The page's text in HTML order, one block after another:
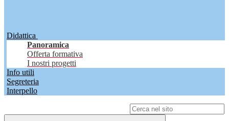
Didattica
Panoramica
Offerta formativa
I nostri progetti
Info utili
Segreteria
Interpello